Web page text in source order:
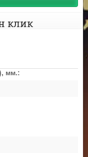
клик
мм.: